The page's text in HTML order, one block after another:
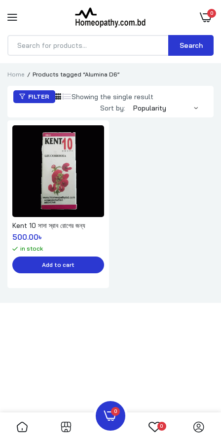
0
Products
Search
0
0
Home Products tagged “Alumina D6”
FILTER
Showing the single result
Sort by:
Kent 10 সাদা স্রাব রোগের জন্য
500.00৳
in stock
Add to cart